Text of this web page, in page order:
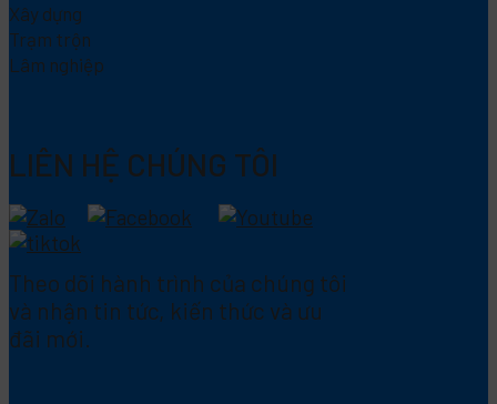
Xây dựng
Trạm trộn
Lâm nghiệp
LIÊN HỆ CHÚNG TÔI
Theo dõi hành trình của chúng tôi
và nhận tin tức, kiến thức và ưu
đãi mới.